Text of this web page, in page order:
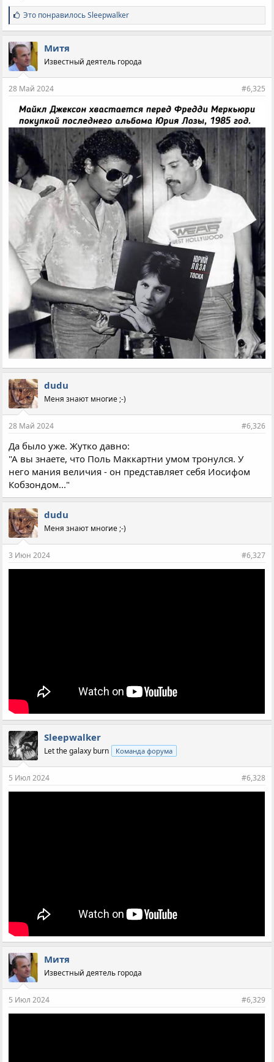
С
и
м
п
а
т
и
:
Это понравилосьSleepwalker
Митя
Известный деятель города
28 Май 2024 #6,325
dudu
Меня знают многие ;-)
28 Май 2024 #6,326
Да было уже. Жутко давно:
"А вы знаете, что Поль Маккартни умом тронулся. У
него мания величия - он представляет себя Иосифом
Кобзондом..."
dudu
Меня знают многие ;-)
3 Июн 2024 #6,327
Sleepwalker
Let the galaxy burn Команда форума
5 Июл 2024 #6,328
Митя
Известный деятель города
5 Июл 2024 #6,329